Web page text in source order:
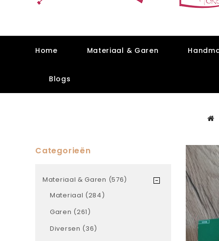
Home Materiaal & Garen
Blogs
Categorieën
Materiaal & Garen (576)
Materiaal (284)
Garen (261)
Diversen (36)